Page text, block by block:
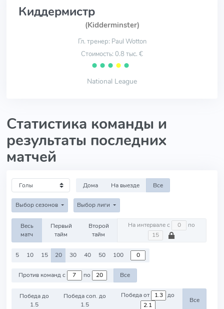
Киддермистр
(Kidderminster)
Гл. тренер: Paul Wotton
Стоимость: 0.8 тыс. €
⬤ ⬤ ⬤ ⬤ ⬤
National League
Статистика команды и
результаты последних
матчей
Дома На выезде Все
Выбор сезонов Выбор лиги
Весь
матч
Первый
тайм
Второй
тайм
На интервале с по
5 10 15 20 30 40 50 100
Против команд с по Все
Победа до
1.5
Победа соп. до
1.5
Победа от до
Все